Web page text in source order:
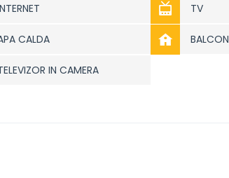
TV
CALDA BALCON
IN CAMERA